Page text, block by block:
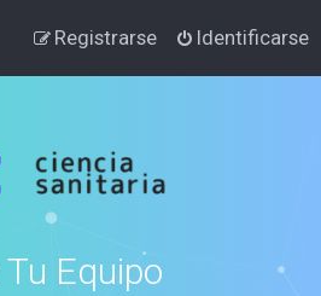
Identificarse
Registrarse
Equipo